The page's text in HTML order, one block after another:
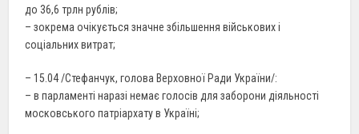
до 36,6 трлн рублів;
– зокрема очікується значне збільшення військових і
соціальних витрат;
– 15.04 /Стефанчук, голова Верховної Ради України/:
– в парламенті наразі немає голосів для заборони діяльності
московського патріархату в Україні;